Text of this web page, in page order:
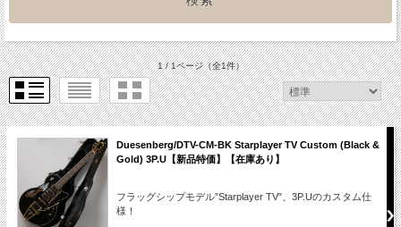
1 / 1ページ（全1件）
Duesenberg/DTV-CM-BK Starplayer TV Custom (Black &
Gold) 3P.U【新品特価】【在庫あり】
フラッグシップモデル”Starplayer TV”、3P.Uのカスタム仕
様！